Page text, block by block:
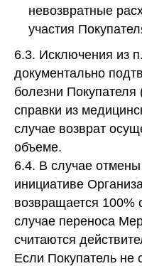
невозвратные
участия
6.3. Исключения из
документально
болезни
справки из
случае возврат
объеме.
6.4. В случае
инициативе
возвращается 100%
случае переноса
считаются
Если Покупатель не